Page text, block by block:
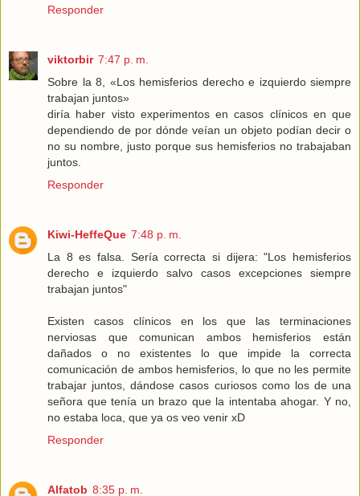
Responder
viktorbir 7:47 p. m.
Sobre la 8, «Los hemisferios derecho e izquierdo siempre
trabajan juntos»
diría haber visto experimentos en casos clínicos en que
dependiendo de por dónde veían un objeto podían decir o
no su nombre, justo porque sus hemisferios no trabajaban
juntos.
Responder
Kiwi-HeffeQue 7:48 p. m.
La 8 es falsa. Sería correcta si dijera: "Los hemisferios
derecho e izquierdo salvo casos excepciones siempre
trabajan juntos"
Existen casos clínicos en los que las terminaciones
nerviosas que comunican ambos hemisferios están
dañados o no existentes lo que impide la correcta
comunicación de ambos hemisferios, lo que no les permite
trabajar juntos, dándose casos curiosos como los de una
señora que tenía un brazo que la intentaba ahogar. Y no,
no estaba loca, que ya os veo venir xD
Responder
Alfatob 8:35 p. m.